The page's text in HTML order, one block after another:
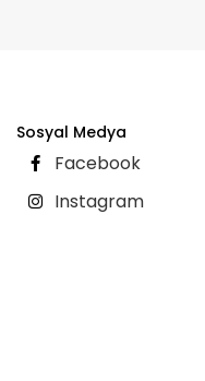
Sosyal Medya
Facebook
Instagram